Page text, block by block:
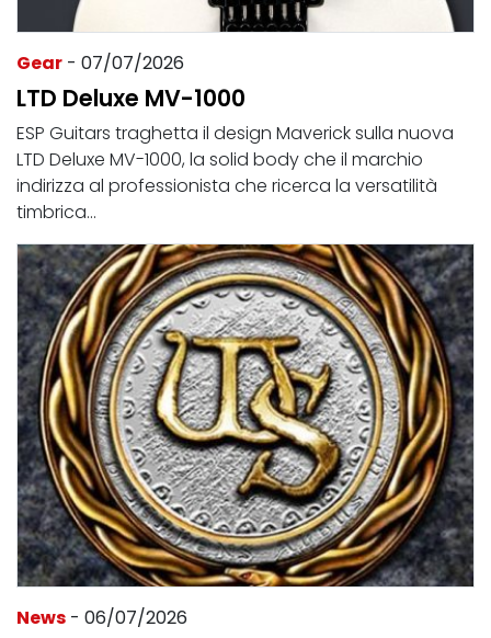
Gear - 07/07/2026
LTD Deluxe MV-1000
ESP Guitars traghetta il design Maverick sulla nuova
LTD Deluxe MV-1000, la solid body che il marchio
indirizza al professionista che ricerca la versatilità
timbrica...
News - 06/07/2026